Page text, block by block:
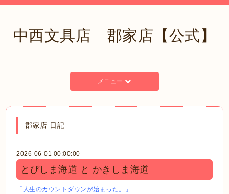
中西文具店 郡家店【公式】
メニュー
郡家店 日記
2026-06-01 00:00:00
とびしま海道 と かきしま海道
「人生のカウントダウンが始まった。」